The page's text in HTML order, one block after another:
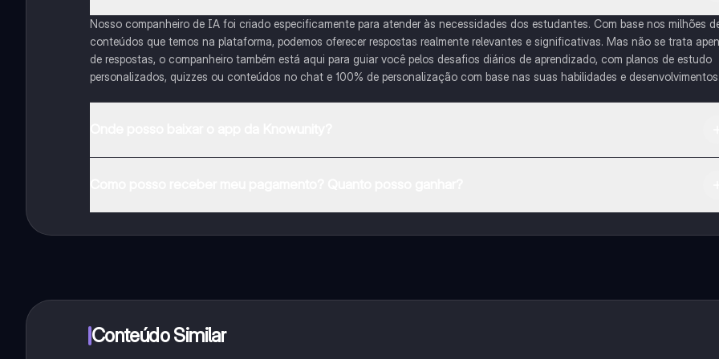
Nosso companheiro de IA foi criado especificamente para atender às necessidades dos estudantes. Com base nos milhões
conteúdos que temos na plataforma, podemos oferecer respostas realmente relevantes e significativas. Mas não se trata
de respostas, o companheiro também está aqui para guiar você pelos desafios diários de aprendizado, com planos de estudo
personalizados, quizzes ou conteúdos no chat e 100% de personalização com base nas suas habilidades e desenvolvimentos.
funcionalidades da aplicação, pode adquirir o Knowunity Pro.
Conteúdo Similar